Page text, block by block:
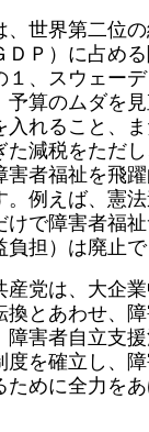
世界第二位
ＤＰ）に占め
１、スウェー
予算のムダを
入れること、
た減税をただ
害者福祉を飛
。例えば、憲
けで障害者福
負担）は廃止
党は、大企
換とあわせ、
障害者自立支
度を確立し、
ために全力を